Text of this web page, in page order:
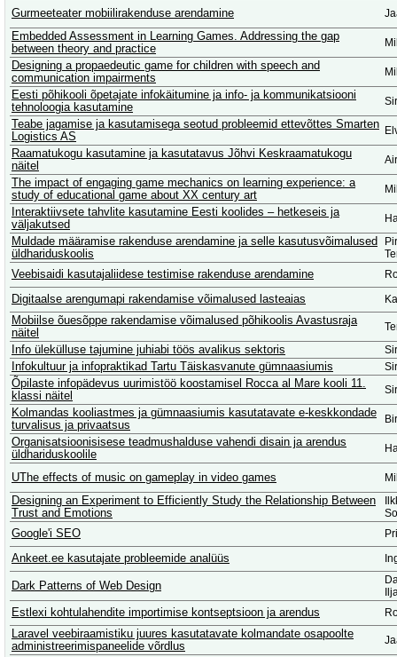
Gurmeeteater mobiilirakenduse arendamine
Embedded Assessment in Learning Games. Addressing the gap
between theory and practice
Designing a propaedeutic game for children with speech and
communication impairments
Eesti põhikooli õpetajate infokäitumine ja info- ja kommunikatsiooni
tehnoloogia kasutamine
Teabe jagamise ja kasutamisega seotud probleemid ettevõttes Smarten
Logistics AS
Raamatukogu kasutamine ja kasutatavus Jõhvi Keskraamatukogu
näitel
The impact of engaging game mechanics on learning experience: a
study of educational game about XX century art
Interaktiivsete tahvlite kasutamine Eesti koolides – hetkeseis ja
väljakutsed
Muldade määramise rakenduse arendamine ja selle kasutusvõimalused
üldhariduskoolis
Veebisaidi kasutajaliidese testimise rakenduse arendamine
Digitaalse arengumapi rakendamise võimalused lasteaias
Mobiilse õuesõppe rakendamise võimalused põhikoolis Avastusraja
näitel
Info ülekülluse tajumine juhiabi töös avalikus sektoris
Infokultuur ja infopraktikad Tartu Täiskasvanute gümnaasiumis
Õpilaste infopädevus uurimistöö koostamisel Rocca al Mare kooli 11.
klassi näitel
Kolmandas kooliastmes ja gümnaasiumis kasutatavate e-keskkondade
turvalisus ja privaatsus
Organisatsioonisisese teadmushalduse vahendi disain ja arendus
üldhariduskoolile
UThe effects of music on gameplay in video games
Designing an Experiment to Efficiently Study the Relationship Between
Trust and Emotions
Google'i SEO
Ankeet.ee kasutajate probleemide analüüs
Dark Patterns of Web Design
Estlexi kohtulahendite importimise kontseptsioon ja arendus
Laravel veebiraamistiku juures kasutatavate kolmandate osapoolte
administreerimispaneelide võrdlus